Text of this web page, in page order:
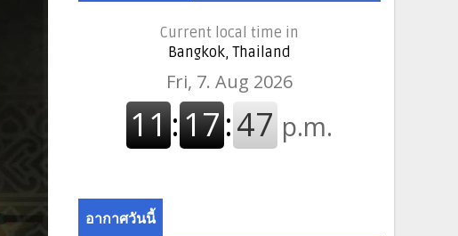
Current local time in
Bangkok, Thailand
อากาศวันนี้